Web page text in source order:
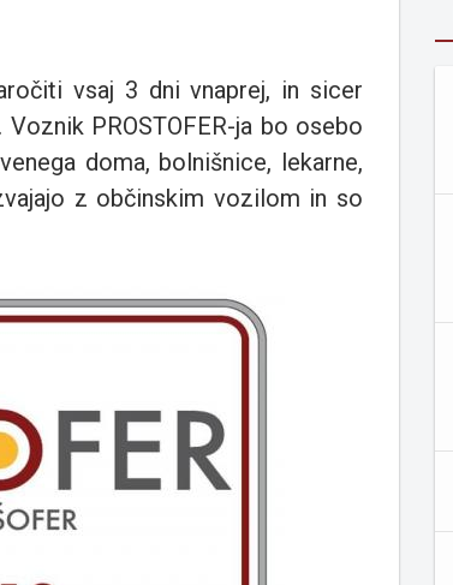
vsaj 3 dni vnaprej, in sicer
PROSTOFER-ja bo osebo
doma, bolnišnice, lekarne,
z občinskim vozilom in so